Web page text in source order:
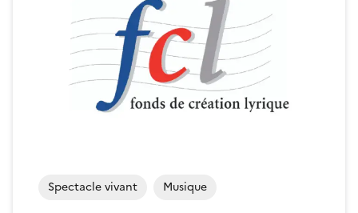
Spectacle vivant Musique